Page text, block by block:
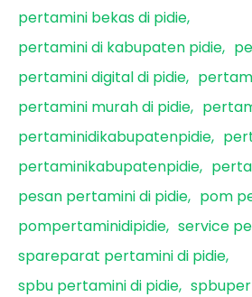
pertamini bekas di pidie
pertamini di kabupaten pidie
pertamini digital di pidie
pertamini murah di pidie
pertaminidikabupatenpidie
pertaminikabupatenpidie
pesan pertamini di pidie
pom
pompertaminidipidie service
spareparat pertamini di pidie
spbu pertamini di pidie